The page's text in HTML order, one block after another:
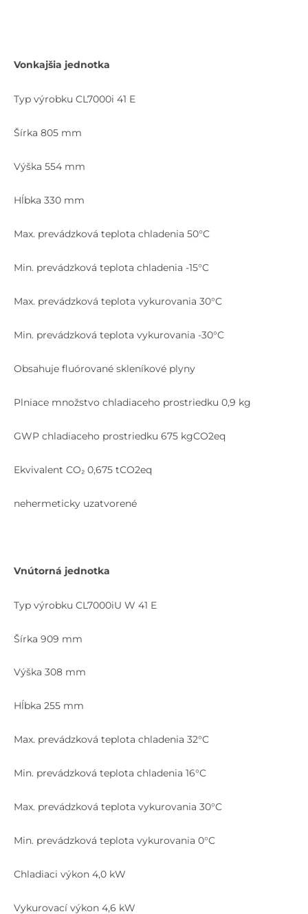
Vonkajšia jednotka
Typ výrobku CL7000i 41 E
Šírka 805 mm
Výška 554 mm
Hĺbka 330 mm
Max. prevádzková teplota chladenia 50°C
Min. prevádzková teplota chladenia -15°C
Max. prevádzková teplota vykurovania 30°C
Min. prevádzková teplota vykurovania -30°C
Obsahuje fluórované skleníkové plyny
Plniace množstvo chladiaceho prostriedku 0,9 kg
GWP chladiaceho prostriedku 675 kgCO2eq
Ekvivalent CO₂ 0,675 tCO2eq
nehermeticky uzatvorené
Vnútorná jednotka
Typ výrobku CL7000iU W 41 E
Šírka 909 mm
Výška 308 mm
Hĺbka 255 mm
Max. prevádzková teplota chladenia 32°C
Min. prevádzková teplota chladenia 16°C
Max. prevádzková teplota vykurovania 30°C
Min. prevádzková teplota vykurovania 0°C
Chladiaci výkon 4,0 kW
Vykurovací výkon 4,6 kW